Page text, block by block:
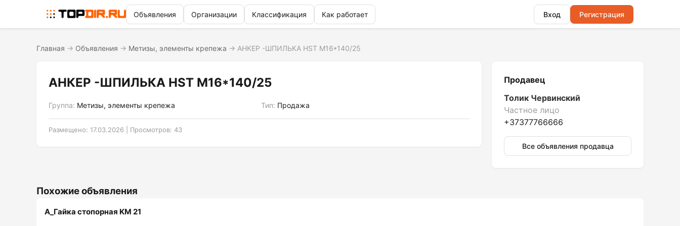
Объявления Организации Классификация Как работает Вход Регистрация
Главная → Объявления → Метизы, элементы крепежа → АНКЕР -ШПИЛЬКА HST М16*140/25
АНКЕР -ШПИЛЬКА HST М16*140/25
Группа: Метизы, элементы крепежа Тип: Продажа
Размещено: 17.03.2026 | Просмотров: 43
Продавец
Толик Червинский
Частное лицо
+37377766666
Все объявления продавца
Похожие объявления
A_Гайка стопорная KM 21